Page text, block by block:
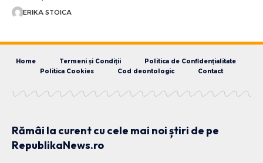
ERIKA STOICA
Home Termeni și Condiții
Politica de Confidențialitate
Politica Cookies
Cod deontologic Contact
Rămâi la curent cu cele mai noi știri de pe
RepublikaNews.ro